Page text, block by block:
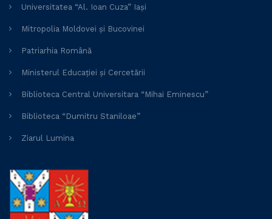
Universitatea “Al. Ioan Cuza” Iași
Mitropolia Moldovei și Bucovinei
Patriarhia Română
Ministerul Educației și Cercetării
Biblioteca Central Universitara “Mihai Eminescu”
Biblioteca “Dumitru Staniloae”
Ziarul Lumina